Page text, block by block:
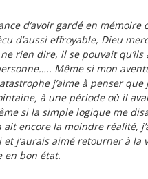
d’avoir gardé en mémoire
d’aussi effroyable, Dieu
rien dire, il se pouvait
Même si mon
j’aime à penser
à une période où il
si la simple logique me
encore la moindre réalité,
et j’aurais aimé retourner à
en bon état.